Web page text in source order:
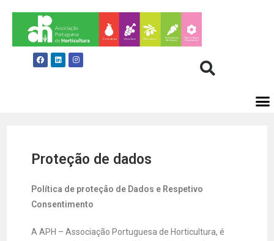
Proteção de dados
Política de proteção de Dados e Respetivo
Consentimento
A APH – Associação Portuguesa de Horticultura, é